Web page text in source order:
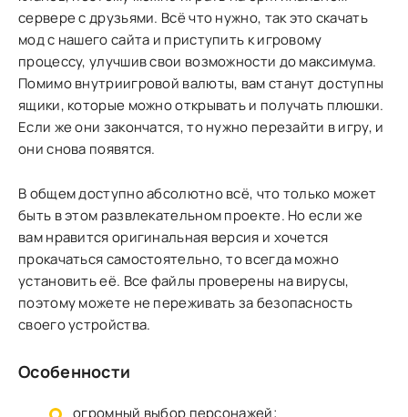
сервере с друзьями. Всё что нужно, так это скачать
мод с нашего сайта и приступить к игровому
процессу, улучшив свои возможности до максимума.
Помимо внутриигровой валюты, вам станут доступны
ящики, которые можно открывать и получать плюшки.
Если же они закончатся, то нужно перезайти в игру, и
они снова появятся.
В общем доступно абсолютно всё, что только может
быть в этом развлекательном проекте. Но если же
вам нравится оригинальная версия и хочется
прокачаться самостоятельно, то всегда можно
установить её. Все файлы проверены на вирусы,
поэтому можете не переживать за безопасность
своего устройства.
Особенности
огромный выбор персонажей;